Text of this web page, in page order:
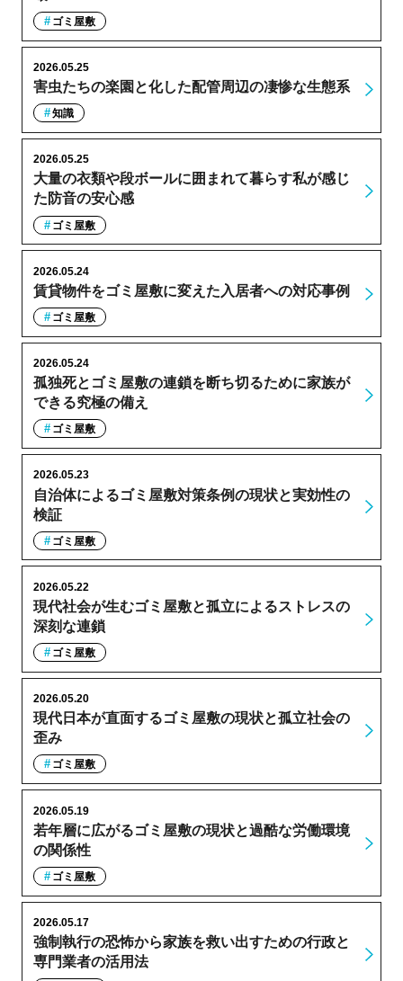
ゴミ屋敷
害虫たちの楽園と化した配管周辺の凄惨な生態系
2026.05.25
知識
大量の衣類や段ボールに囲まれて暮らす私が感じ
た防音の安心感
2026.05.25
ゴミ屋敷
賃貸物件をゴミ屋敷に変えた入居者への対応事例
2026.05.24
ゴミ屋敷
孤独死とゴミ屋敷の連鎖を断ち切るために家族が
できる究極の備え
2026.05.24
ゴミ屋敷
自治体によるゴミ屋敷対策条例の現状と実効性の
検証
2026.05.23
ゴミ屋敷
現代社会が生むゴミ屋敷と孤立によるストレスの
深刻な連鎖
2026.05.22
ゴミ屋敷
現代日本が直面するゴミ屋敷の現状と孤立社会の
歪み
2026.05.20
ゴミ屋敷
若年層に広がるゴミ屋敷の現状と過酷な労働環境
の関係性
2026.05.19
ゴミ屋敷
強制執行の恐怖から家族を救い出すための行政と
専門業者の活用法
2026.05.17